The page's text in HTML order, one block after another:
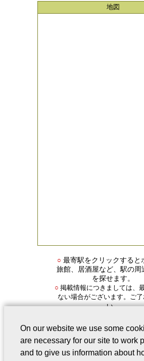
地図
○ 最寄駅をクリックすると
旅館、居酒屋など、駅の周
を探せます。
○ 掲載情報につきましては、
ない場合がございます。ご了
い。
On our website we use some
are necessary for our site to work
and to give us information about